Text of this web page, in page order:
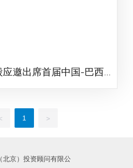
邀出席首届中国-巴西矿
业投资论坛
1 >